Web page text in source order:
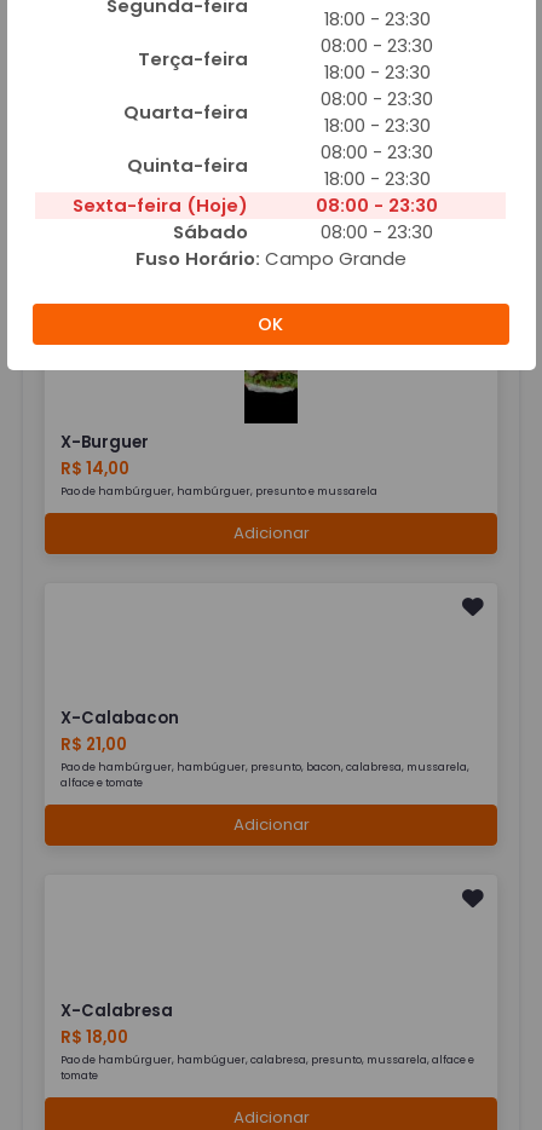
R$ 23,00
Pao de hambúrguer, hambúguer, ovo, salsicha, bacon, calabresa, presunto,
mussarela, catupiry, alface e tomate
Adicionar
X-Burguer
R$ 14,00
Pao de hambúrguer, hambúrguer, presunto e mussarela
Adicionar
X-Calabacon
R$ 21,00
Pao de hambúrguer, hambúguer, presunto, bacon, calabresa, mussarela,
alface e tomate
Adicionar
X-Calabresa
R$ 18,00
Pao de hambúrguer, hambúguer, calabresa, presunto, mussarela, alface e
tomate
Adicionar
Segunda-feira
18:00 - 23:30
Terça-feira
08:00 - 23:30
18:00 - 23:30
Quarta-feira
08:00 - 23:30
18:00 - 23:30
Quinta-feira
08:00 - 23:30
18:00 - 23:30
Sexta-feira (Hoje)
08:00 - 23:30
Sábado
08:00 - 23:30
Fuso Horário: Campo Grande
OK